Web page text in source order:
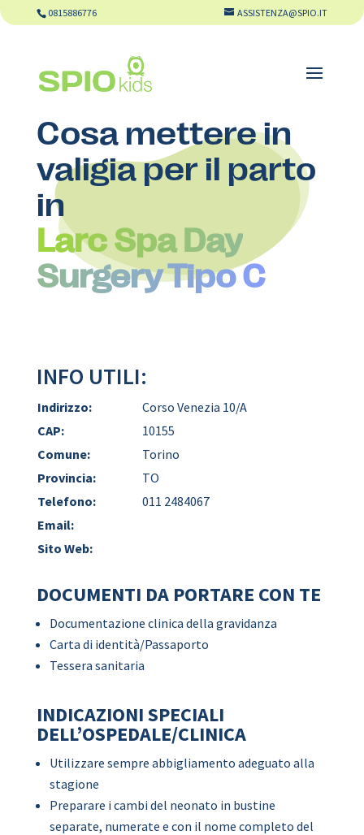
0815886776 ASSISTENZA@SPIO.IT
Cosa mettere in
valigia per il parto
in
Larc Spa Day
Surgery Tipo C
INFO UTILI:
Indirizzo:
Corso Venezia 10/A
CAP:
10155
Comune:
Torino
Provincia:
TO
Telefono:
011 2484067
Email:
Sito Web:
DOCUMENTI DA PORTARE CON TE
Documentazione clinica della gravidanza
Carta di identità/Passaporto
Tessera sanitaria
INDICAZIONI SPECIALI
DELL’OSPEDALE/CLINICA
Utilizzare sempre abbigliamento adeguato alla
stagione
Preparare i cambi del neonato in bustine
separate, numerate e con il nome completo del